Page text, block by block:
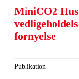
MiniCO2
fornyelse
Publikation